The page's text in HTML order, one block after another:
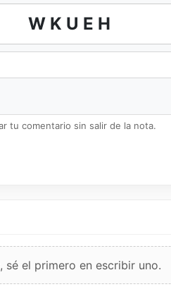
WKUEH
tu comentario sin salir de la nota.
sé el primero en escribir uno.